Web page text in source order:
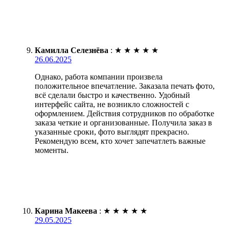
Камилла Селезнёва : ★ ★ ★ ★ ★
26.06.2025
Однако, работа компании произвела
положительное впечатление. Заказала печать фото,
всё сделали быстро и качественно. Удобный
интерфейс сайта, не возникло сложностей с
оформлением. Действия сотрудников по обработке
заказа четкие и организованные. Получила заказ в
указанные сроки, фото выглядят прекрасно.
Рекомендую всем, кто хочет запечатлеть важные
моменты.
Карина Макеева : ★ ★ ★ ★ ★
29.05.2025